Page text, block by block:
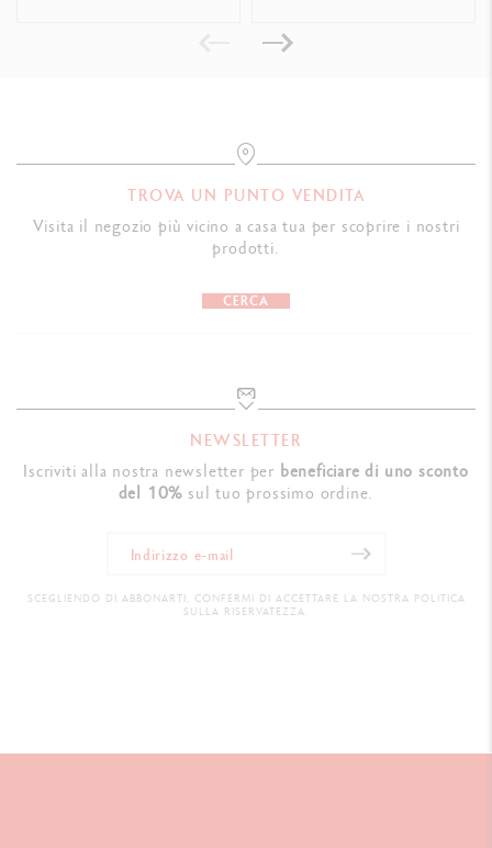
TROVA UN PUNTO VENDITA
Visita il negozio più vicino a casa tua per scoprire i nostri
prodotti.
CERCA
NEWSLETTER
Iscriviti alla nostra newsletter per beneficiare di uno sconto
del 10% sul tuo prossimo ordine.
SCEGLIENDO DI ABBONARTI, CONFERMI DI ACCETTARE LA NOSTRA POLITICA
SULLA RISERVATEZZA.